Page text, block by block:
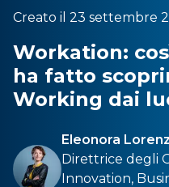
Creato il 23 settembre
Workation:
ha fatto
Working dai
Eleonora
Direttrice degli
Innovation,